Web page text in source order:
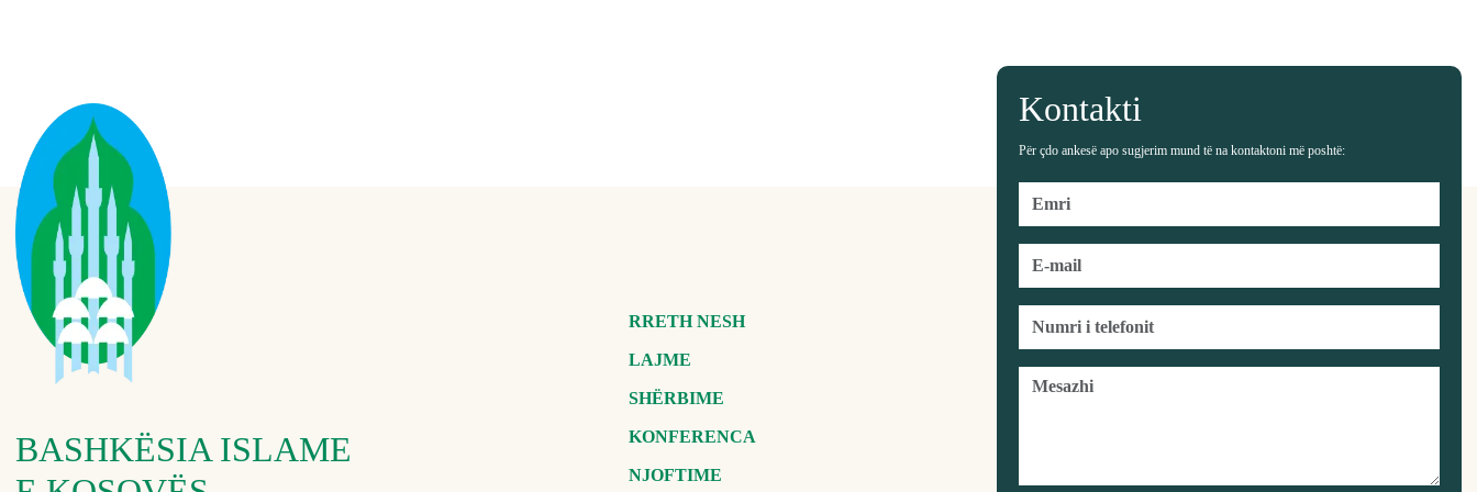
BASHKËSIA ISLAME
RRETH NESH
LAJME
SHËRBIME
KONFERENCA
NJOFTIME
Kontakti
Për çdo ankesë apo sugjerim mund të na kontaktoni më poshtë: